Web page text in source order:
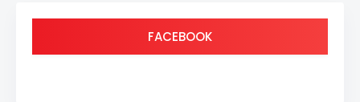
FACEBOOK